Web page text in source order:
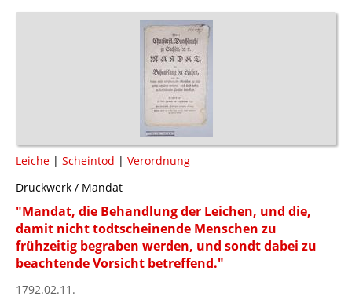
Leiche | Scheintod | Verordnung
Druckwerk / Mandat
"Mandat, die Behandlung der Leichen, und die,
damit nicht todtscheinende Menschen zu
frühzeitig begraben werden, und sondt dabei zu
beachtende Vorsicht betreffend."
1792.02.11.